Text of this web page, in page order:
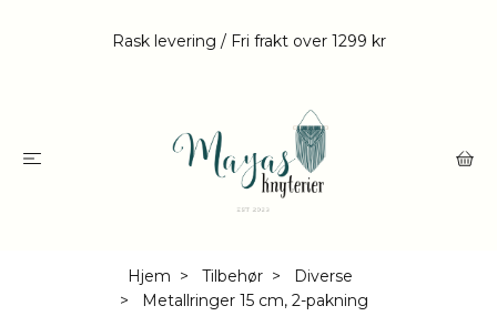
Rask levering / Fri frakt over 1299 kr
Hjem Tilbehør
Diverse
Metallringer 15 cm, 2-pakning